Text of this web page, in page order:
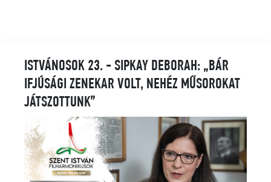
ISTVÁNOSOK 23. - SIPKAY DEBORAH: „BÁR
IFJÚSÁGI ZENEKAR VOLT, NEHÉZ MŰSOROKAT
JÁTSZOTTUNK”